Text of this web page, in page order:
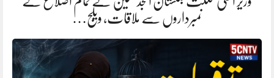
نمبرداروں سے ملاقات، ویلج…